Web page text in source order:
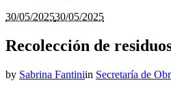
30/05/202530/05/2025
Recolección de
by Sabrina Fantiniin Secretaría de